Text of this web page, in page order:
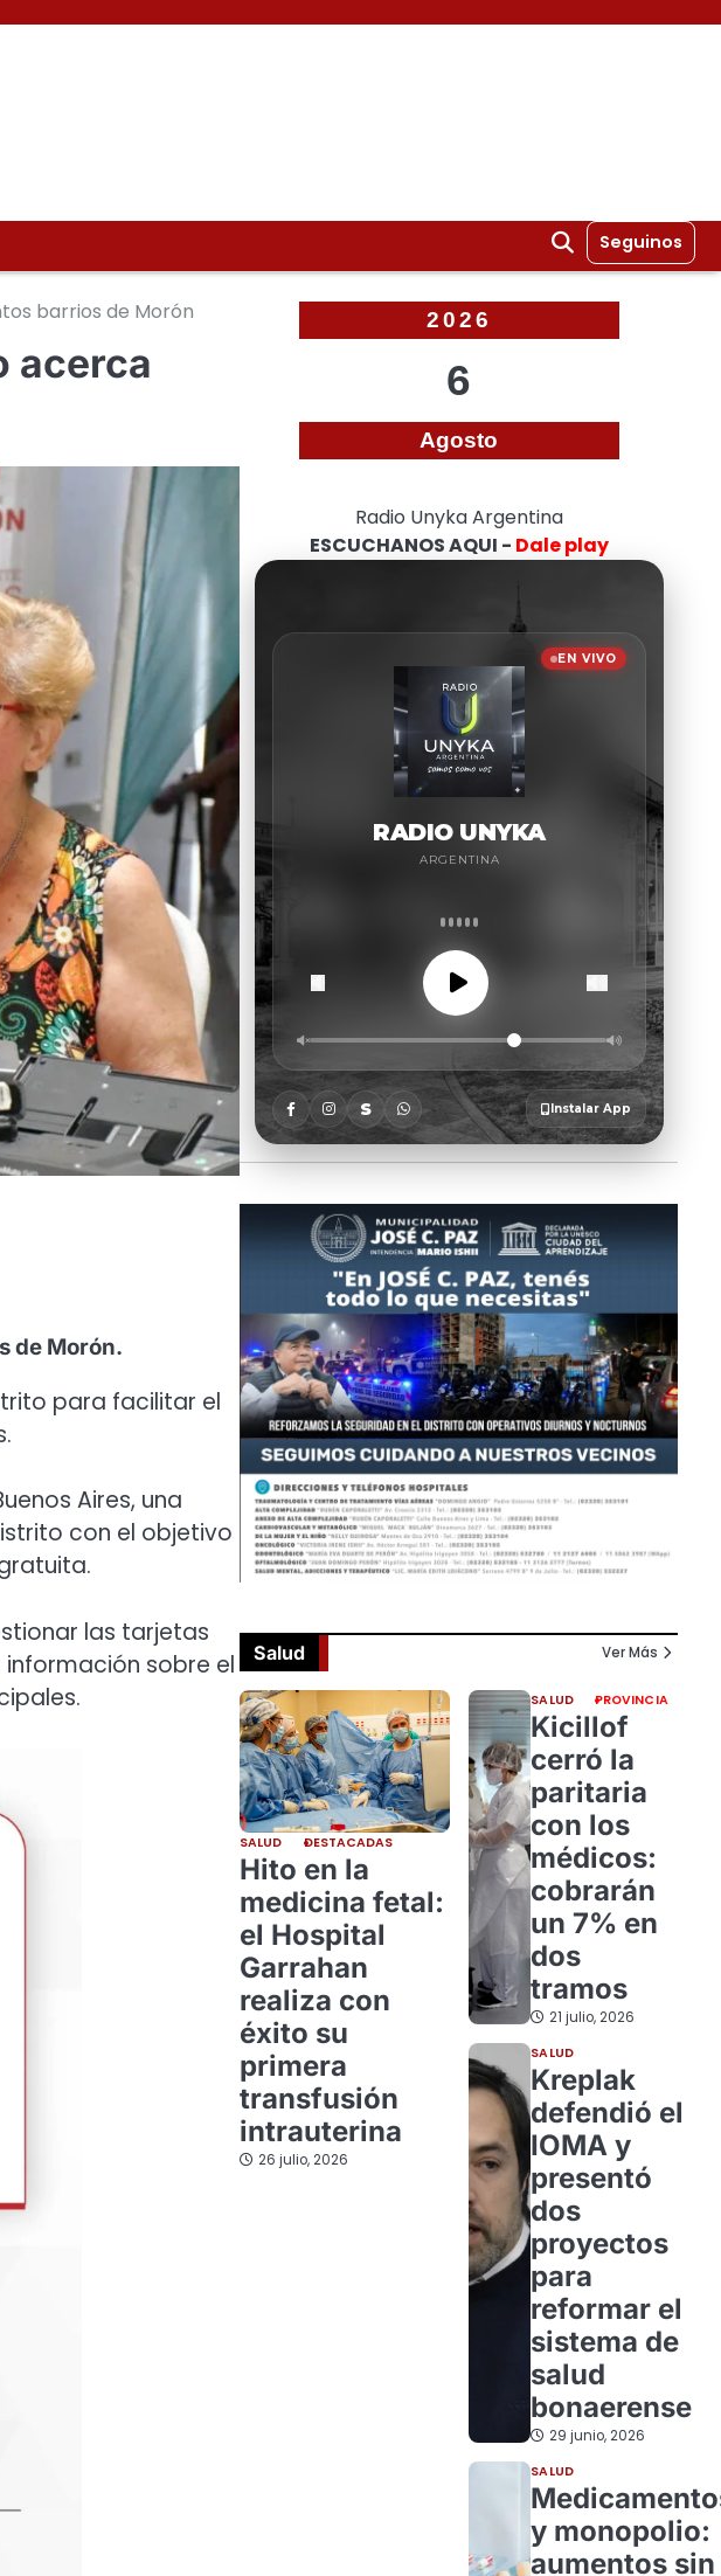
Seguinos
barrios de Morón
acerca
de Morón.
para facilitar el
Aires, una
con el objetivo
las tarjetas
sobre el
2026
6
Agosto
Radio Unyka Argentina
ESCUCHANOS AQUI - Dale play
Salud Ver Más
SALUD DESTACADAS
Hito en la
medicina fetal:
el Hospital
Garrahan
realiza con
éxito su
primera
transfusión
intrauterina
26 julio, 2026
SALUD PROVINCIA
Kicillof
cerró la
paritaria
con los
médicos:
cobrarán
un 7% en
dos
tramos
21 julio, 2026
SALUD
Kreplak
defendió el
IOMA y
presentó
dos
proyectos
para
reformar el
sistema de
salud
bonaerense
29 junio, 2026
SALUD
y monopolio:
aumentos sin